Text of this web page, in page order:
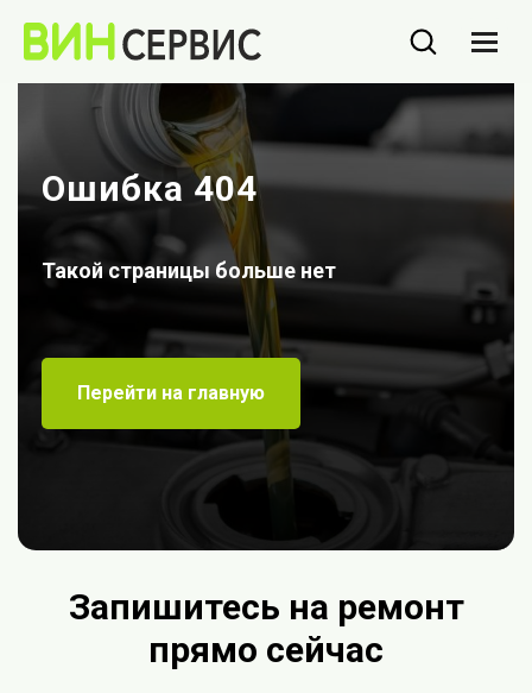
Ошибка 404
Такой страницы больше нет
Перейти на главную
Запишитесь на ремонт
прямо сейчас